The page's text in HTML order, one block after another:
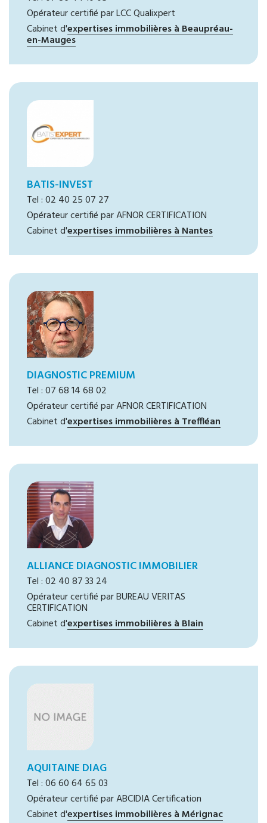
Opérateur certifié par LCC Qualixpert
Cabinet d'expertises immobilières à Beaupréau-
en-Mauges
BATIS-INVEST
Tel : 02 40 25 07 27
Opérateur certifié par AFNOR CERTIFICATION
Cabinet d'expertises immobilières à Nantes
DIAGNOSTIC PREMIUM
Tel : 07 68 14 68 02
Opérateur certifié par AFNOR CERTIFICATION
Cabinet d'expertises immobilières à Treffléan
ALLIANCE DIAGNOSTIC IMMOBILIER
Tel : 02 40 87 33 24
Opérateur certifié par BUREAU VERITAS
CERTIFICATION
Cabinet d'expertises immobilières à Blain
AQUITAINE DIAG
Tel : 06 60 64 65 03
Opérateur certifié par ABCIDIA Certification
Cabinet d'expertises immobilières à Mérignac